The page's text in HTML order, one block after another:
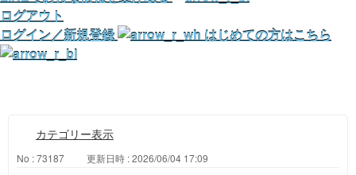
ログアウト
ログイン／新規登録
はじめての方はこちら
カテゴリー表示
No : 73187 更新日時 : 2026/06/04 17:09